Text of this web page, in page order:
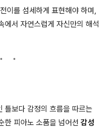
이를 섬세하게 표현해야 하며,
에서 자연스럽게 자신만의 해석
틀보다 감정의 흐름을 따르는
한 피아노 소품을 넘어선 감성